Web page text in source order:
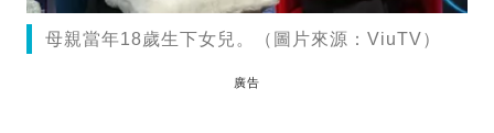
母親當年18歲生下女兒。（圖片來源：ViuTV）
廣告